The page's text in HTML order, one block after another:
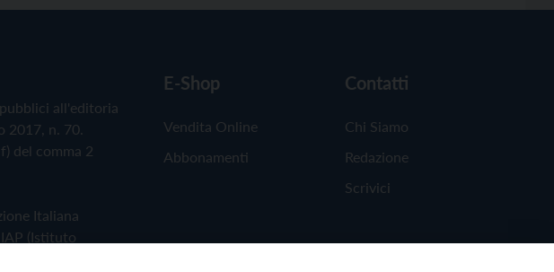
all'editoria
2017, n. 70.
del comma 2
Italiana
(Istituto
E-Shop
Vendita Online
Abbonamenti
Contatti
Chi Siamo
Redazione
Scrivici